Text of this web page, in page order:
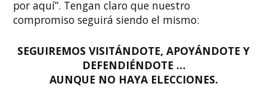
por aquí”. Tengan claro que nuestro
compromiso seguirá siendo el mismo:
SEGUIREMOS VISITÁNDOTE, APOYÁNDOTE Y
DEFENDIÉNDOTE …
AUNQUE NO HAYA ELECCIONES.